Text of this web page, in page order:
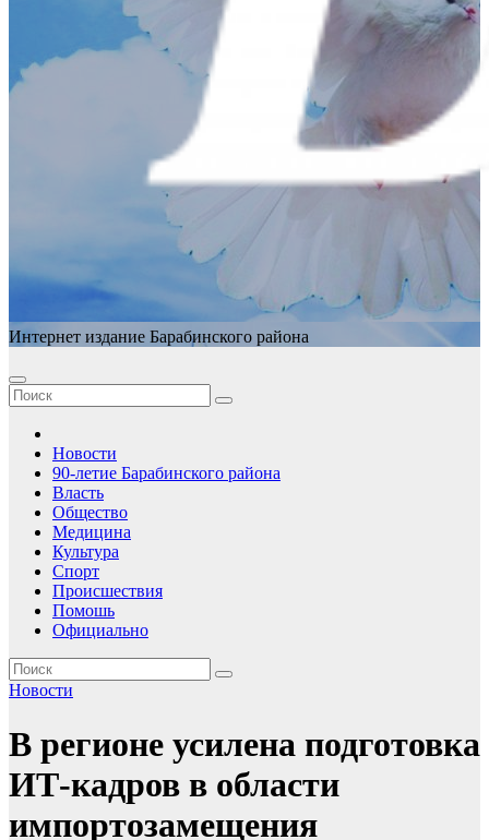
Интернет издание Барабинского района
Новости
90-летие Барабинского района
Власть
Общество
Медицина
Культура
Спорт
Происшествия
Помошь
Официально
Новости
В регионе усилена подготовка
ИТ-кадров в области
импортозамещения